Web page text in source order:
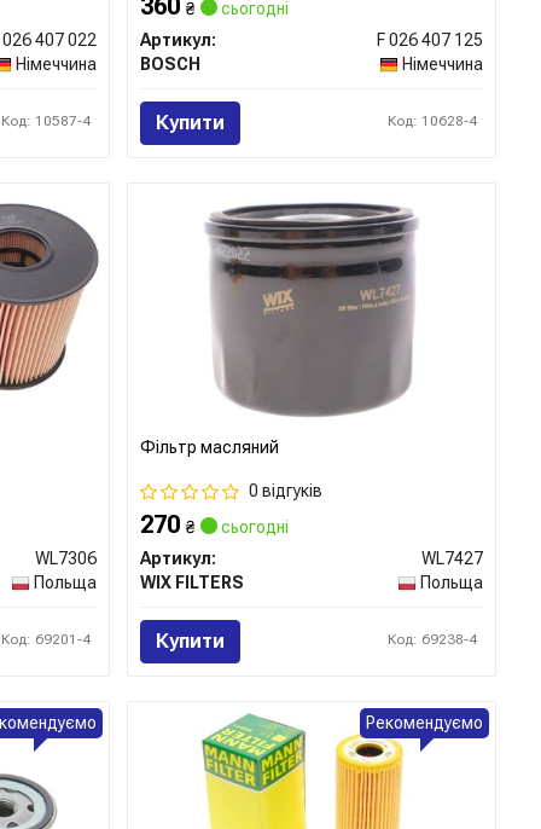
026 407 022
Німеччина
Код: 10587-4
360₴
сьогодні
Артикул:
F 026 407 125
BOSCH
Німеччина
Купити Код: 10628-4
WL7306
Польща
Код: 69201-4
Фільтр масляний
0 відгуків
270₴
сьогодні
Артикул:
WL7427
WIX FILTERS
Польща
Купити Код: 69238-4
Рекомендуємо